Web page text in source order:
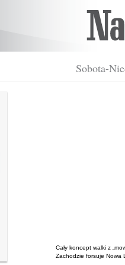
Sobota-
Cały koncept walki z
Zachodzie forsuje Nowa